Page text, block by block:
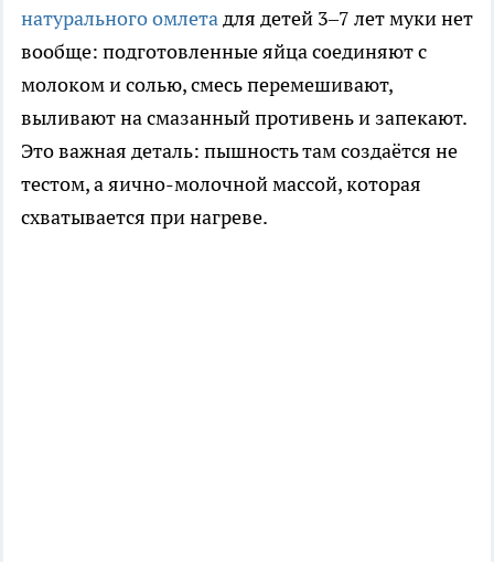
натурального омлетадля детей 3–7 лет муки нет
вообще: подготовленные яйца соединяют с
молоком и солью, смесь перемешивают,
выливают на смазанный противень и запекают.
Это важная деталь: пышность там создаётся не
тестом, а яично-молочной массой, которая
схватывается при нагреве.